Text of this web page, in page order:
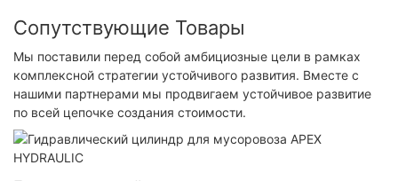
Сопутствующие Товары
Мы поставили перед собой амбициозные цели в рамках
комплексной стратегии устойчивого развития. Вместе с
нашими партнерами мы продвигаем устойчивое развитие
по всей цепочке создания стоимости.